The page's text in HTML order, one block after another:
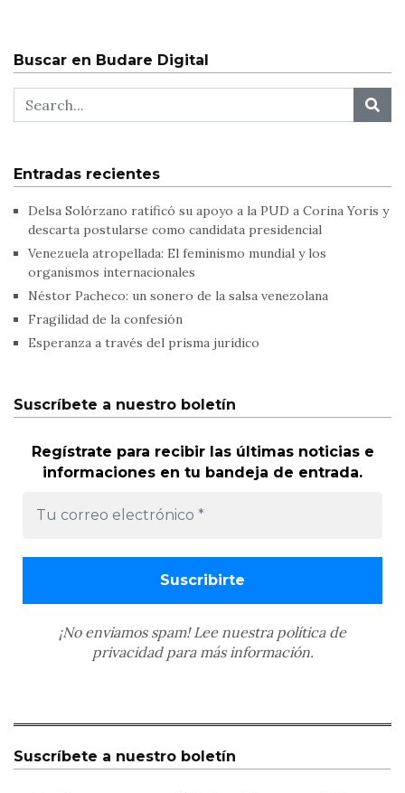
Buscar en Budare Digital
Entradas recientes
Delsa Solórzano ratificó su apoyo a la PUD a Corina Yoris y
descarta postularse como candidata presidencial
Venezuela atropellada: El feminismo mundial y los
organismos internacionales
Néstor Pacheco: un sonero de la salsa venezolana
Fragilidad de la confesión
Esperanza a través del prisma jurídico
Suscríbete a nuestro boletín
Regístrate para recibir las últimas noticias e
informaciones en tu bandeja de entrada.
¡No enviamos spam! Lee nuestra política de
privacidadpara más información.
Suscríbete a nuestro boletín